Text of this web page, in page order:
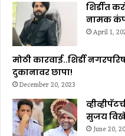
शिर्डीत
नामक
April 1,
मोठी कारवाई..शिर्डी
दुकानावर छापा!
December 20, 2023
सुजय
June 20,